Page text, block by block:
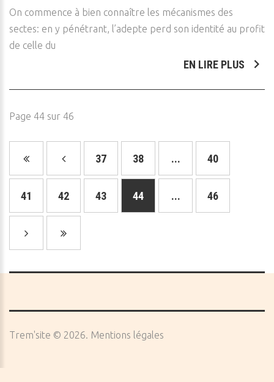
On commence à bien connaître les mécanismes des
sectes: en y pénétrant, l’adepte perd son identité au profit
de celle du
EN LIRE PLUS
Page 44 sur 46
37 38 ... 40
41 42 43 44 ... 46
Trem'site © 2026 Mentions légales